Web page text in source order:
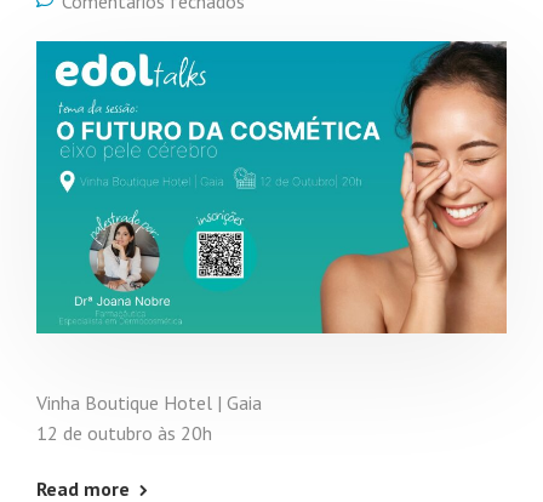
Vinha Boutique Hotel | Gaia
12 de outubro às 20h
Read more